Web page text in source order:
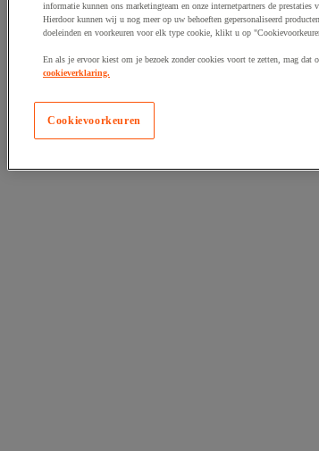
informatie kunnen ons marketingteam en onze internetpartners de prestaties
Hierdoor kunnen wij u nog meer op uw behoeften gepersonaliseerd
doeleinden en voorkeuren voor elk type cookie, klikt u op
En als je ervoor kiest om je bezoek zonder cookies voort te zetten, mag dat
cookieverklaring.
Cookievoorkeuren